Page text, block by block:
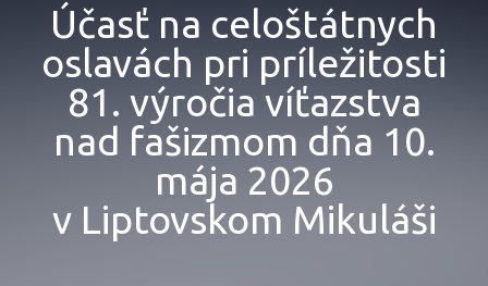
Účasť na celoštátnych
oslavách pri príležitosti
81. výročia víťazstva
nad fašizmom dňa 10.
mája 2026
v Liptovskom Mikuláši